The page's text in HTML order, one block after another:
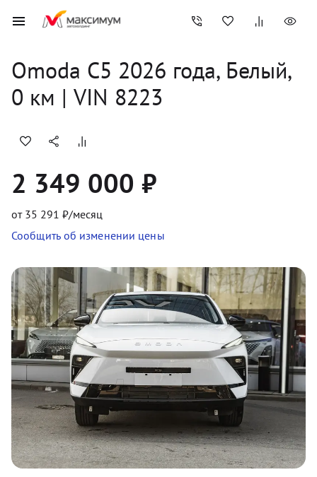
Omoda C5 2026 года, Белый,
0 км | VIN 8223
2 349 000 ₽
от 35 291 ₽/месяц
Сообщить об изменении цены